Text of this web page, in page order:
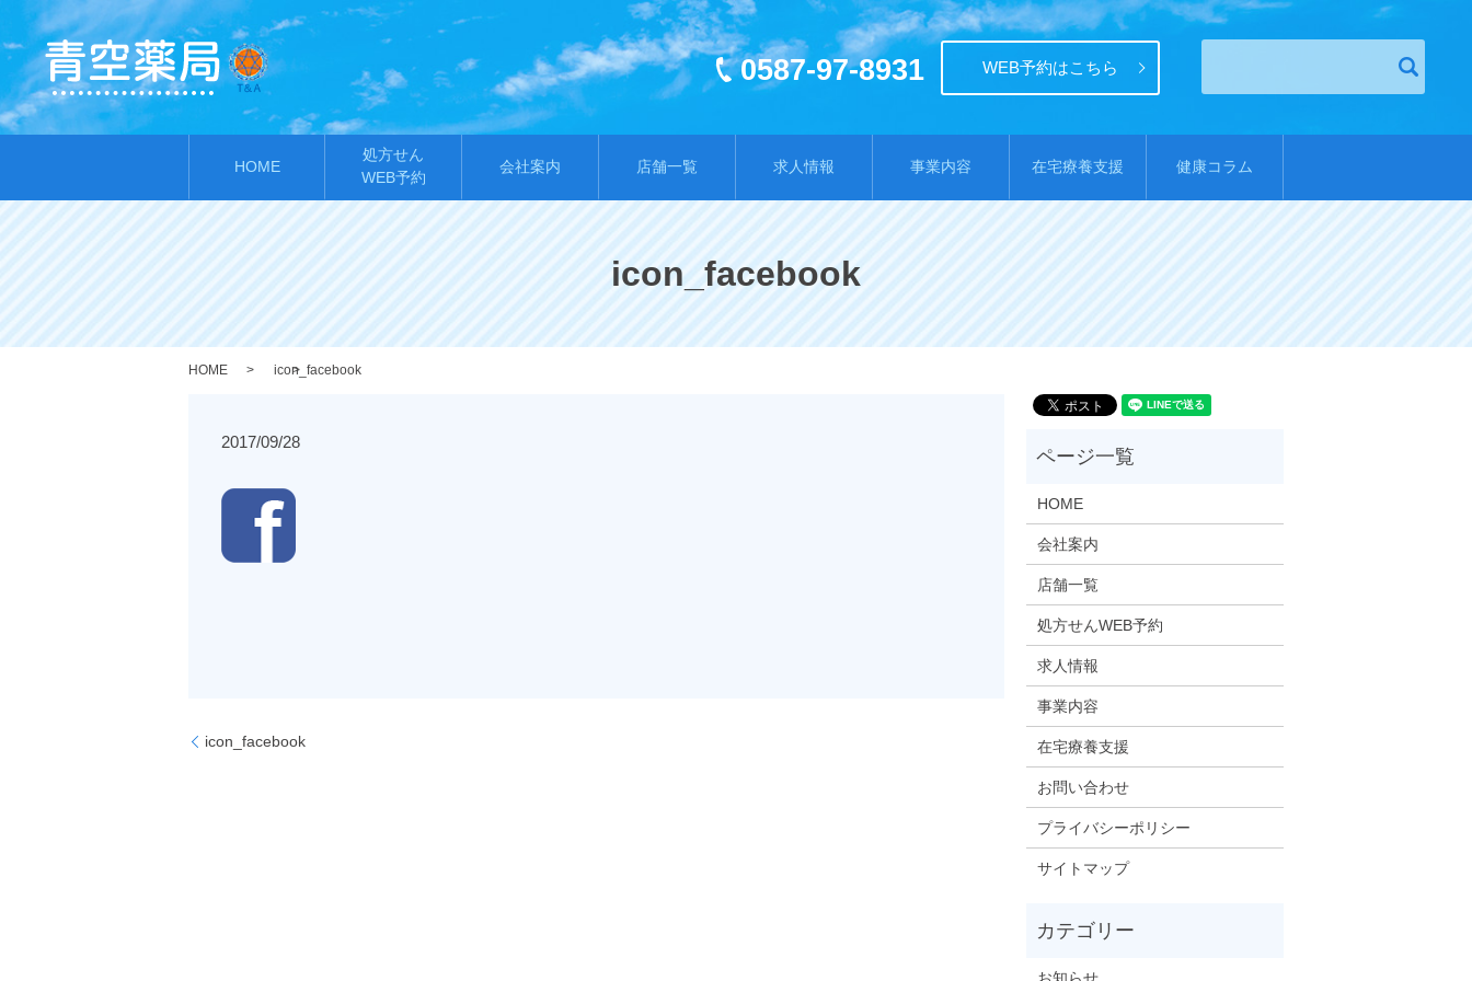
0587-97-8931 WEB予約はこちら
HOME
処方せん
WEB予約
会社案内 店舗一覧 求人情報 事業内容 在宅療養支援 健康コラム
icon_facebook
HOME icon_facebook
2017/09/28
icon_facebook
HOME
会社案内
店舗一覧
処方せんWEB予約
求人情報
事業内容
在宅療養支援
お問い合わせ
プライバシーポリシー
サイトマップ
お知らせ